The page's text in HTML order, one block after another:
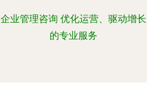
企业管理咨询 优化运营、驱动增长
的专业服务